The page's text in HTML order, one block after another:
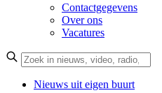
Contactgegevens
Over ons
Vacatures
Nieuws uit eigen buurt